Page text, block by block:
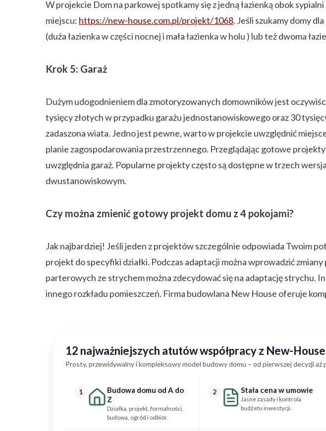
W projekcie Dom na parkowej spotkamy się z jedną łazienką obok
miejscu: https://new-house.com.pl/projekt/1068. Jeśli szukamy domy
(duża łazienka w części nocnej i mała łazienka w holu ) lub też dwoma
Krok 5: Garaż
Dużym udogodnieniem dla zmotoryzowanych domowników jest
tysięcy złotych w przypadku garażu jednostanowiskowego oraz 30
zadaszona wiata. Jedno jest pewne, warto w projekcie uwzględnić
planie zagospodarowania przestrzennego. Przeglądając gotowe
uwzględnia garaż. Popularne projekty często są dostępne w trzech
dwustanowiskowym.
Czy można zmienić gotowy projekt domu z 4 pokojami?
Jak najbardziej! Jeśli jeden z projektów szczególnie odpowiada Twoim
projekt do specyfiki działki. Podczas adaptacji można wprowadzić
parterowych ze strychem można zdecydować się na adaptację strychu.
innego rozkładu pomieszczeń. Firma budowlana New House oferuje
12 najważniejszych atutów współpracy z New-House
Prosty, przewidywalny i kompleksowy model budowy domu – od pierwszej decyzji
1
Budowa domu od A do
Z
Działka, projekt, formalności,
budowa, ogród i odbiór.
2 Stała cena w umowie
Jasne zasady i kontrola
budżetu inwestycji.